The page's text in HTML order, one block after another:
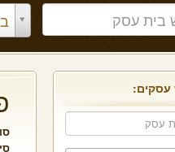
עסקים: